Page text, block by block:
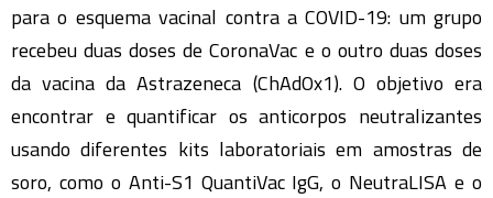
para o esquema vacinal contra a COVID-19: um grupo
recebeu duas doses de CoronaVac e o outro duas doses
da vacina da Astrazeneca (ChAdOx1). O objetivo era
encontrar e quantificar os anticorpos neutralizantes
usando diferentes kits laboratoriais em amostras de
soro, como o Anti-S1 QuantiVac IgG, o NeutraLISA e o